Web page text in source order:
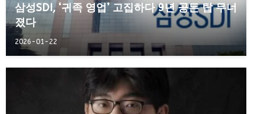
삼성SDI, ‘귀족 영업’ 고집하다 9년 공든 탑 무너
졌다
2026-01-22